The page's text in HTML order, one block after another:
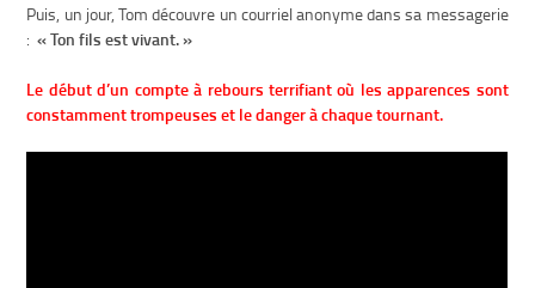
Puis, un jour, Tom découvre un courriel anonyme dans sa messagerie
:« Ton fils est vivant. »
Le début d’un compte à rebours terrifiant où les apparences sont
constamment trompeuses et le danger à chaque tournant.